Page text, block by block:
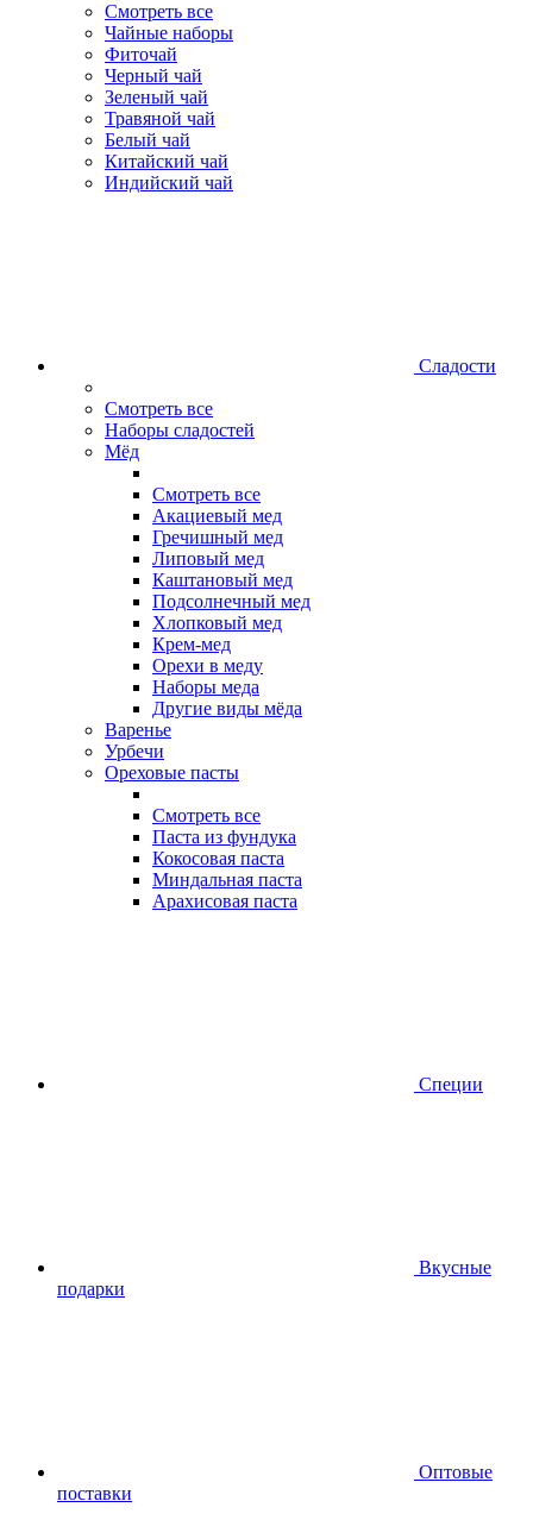
Смотреть все
Чайные наборы
Фиточай
Черный чай
Зеленый чай
Травяной чай
Белый чай
Китайский чай
Индийский чай
Сладости
Смотреть все
Наборы сладостей
Мёд
Смотреть все
Акациевый мед
Гречишный мед
Липовый мед
Каштановый мед
Подсолнечный мед
Хлопковый мед
Крем-мед
Орехи в меду
Наборы меда
Другие виды мёда
Варенье
Урбечи
Ореховые пасты
Смотреть все
Паста из фундука
Кокосовая паста
Миндальная паста
Арахисовая паста
Специи
Вкусные
подарки
Оптовые
поставки